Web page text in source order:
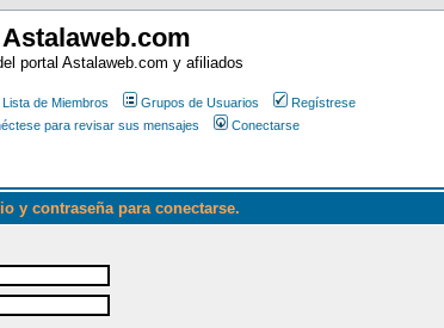
Astalaweb.com
portal Astalaweb.com y afiliados
Lista de Miembros Grupos de Usuarios
Regístrese
para revisar sus mensajes Conectarse
y contraseña para conectarse.